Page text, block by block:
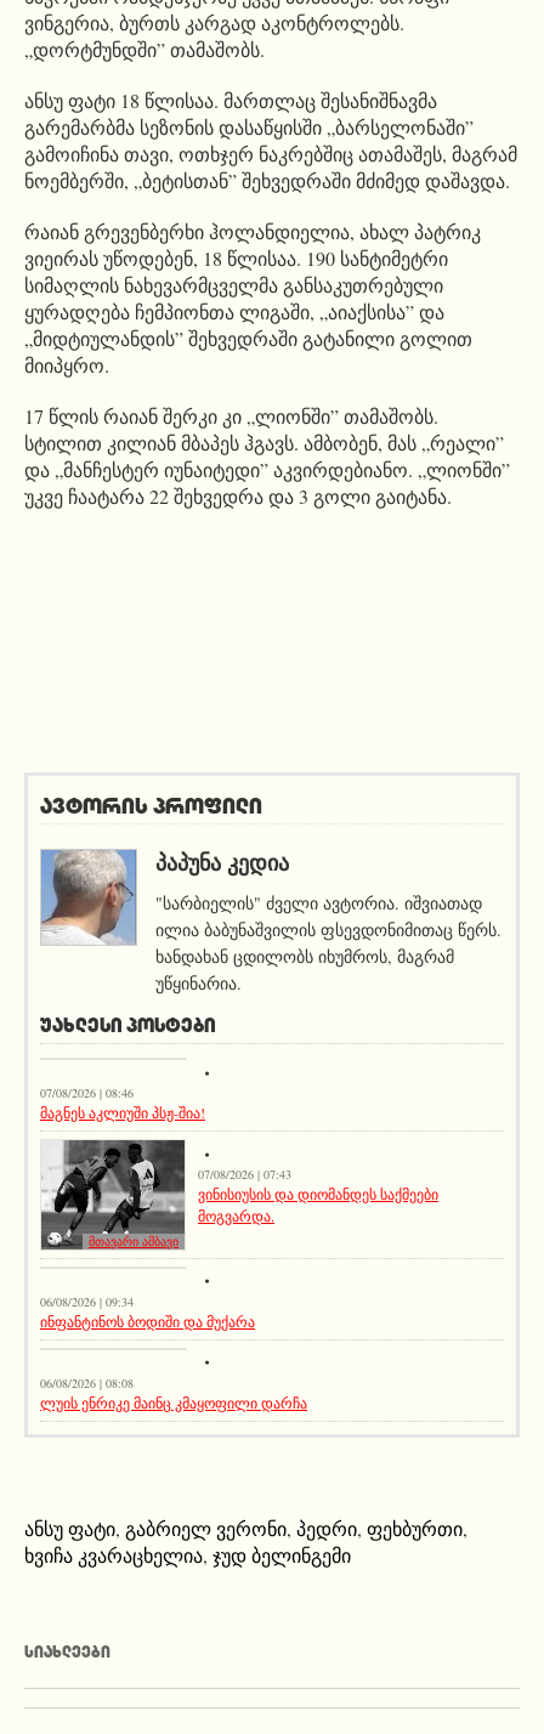
ვინგერია, ბურთს კარგად აკონტროლებს.
„დორტმუნდში” თამაშობს.
ანსუ ფატი 18 წლისაა. მართლაც შესანიშნავმა
გარემარბმა სეზონის დასაწყისში „ბარსელონაში”
გამოიჩინა თავი, ოთხჯერ ნაკრებშიც ათამაშეს, მაგრამ
ნოემბერში, „ბეტისთან” შეხვედრაში მძიმედ დაშავდა.
რაიან გრევენბერხი ჰოლანდიელია, ახალ პატრიკ
ვიეირას უწოდებენ, 18 წლისაა. 190 სანტიმეტრი
სიმაღლის ნახევარმცველმა განსაკუთრებული
ყურადღება ჩემპიონთა ლიგაში, „აიაქსისა” და
„მიდტიულანდის” შეხვედრაში გატანილი გოლით
მიიპყრო.
17 წლის რაიან შერკი კი „ლიონში” თამაშობს.
სტილით კილიან მბაპეს ჰგავს. ამბობენ, მას „რეალი”
და „მანჩესტერ იუნაიტედი” აკვირდებიანო. „ლიონში”
უკვე ჩაატარა 22 შეხვედრა და 3 გოლი გაიტანა.
ავტორის პროფილი
ᲞᲐᲞᲣᲜᲐ ᲙᲔᲓᲘᲐ
"სარბიელის" ძველი ავტორია. იშვიათად
ილია ბაბუნაშვილის ფსევდონიმითაც წერს.
ხანდახან ცდილობს იხუმროს, მაგრამ
უწყინარია.
ᲣᲐᲮᲚᲔᲡᲘ ᲞᲝᲡᲢᲔᲑᲘ
სიახლეები
07/08/2026 | 08:46
მაგნეს აკლიუში პსჟ-შია!
მთავარი ამბავი
07/08/2026 | 07:43
ვინისიუსის და დიომანდეს საქმეები
მოგვარდა.
სიახლეები
06/08/2026 | 09:34
ინფანტინოს ბოდიში და მუქარა
მთავარი ამბავი
06/08/2026 | 08:08
ლუის ენრიკე მაინც კმაყოფილი დარჩა
ანსუ ფატი, გაბრიელ ვერონი, პედრი, ფეხბურთი,
ხვიჩა კვარაცხელია, ჯუდ ბელინგემი
ᲡᲘᲐᲮᲚᲔᲔᲑᲘ